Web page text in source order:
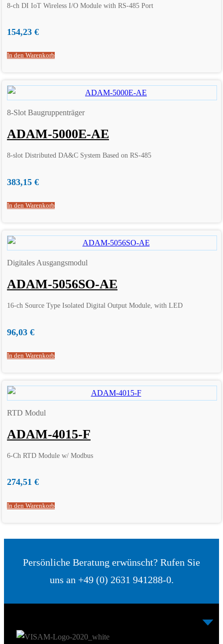
8-ch DI IoT Wireless I/O Module with RS-485 Port
154,23 €
In den Warenkorb
8-Slot Baugruppenträger
ADAM-5000E-AE
8-slot Distributed DA&C System Based on RS-485
383,15 €
In den Warenkorb
Digitales Ausgangsmodul
ADAM-5056SO-AE
16-ch Source Type Isolated Digital Output Module, with LED
96,03 €
In den Warenkorb
RTD Modul
ADAM-4015-F
6-Ch RTD Module w/ Modbus
274,51 €
In den Warenkorb
Persönliche Beratung erwünscht? Rufen Sie
uns an +49 (0) 2631 941288-0.